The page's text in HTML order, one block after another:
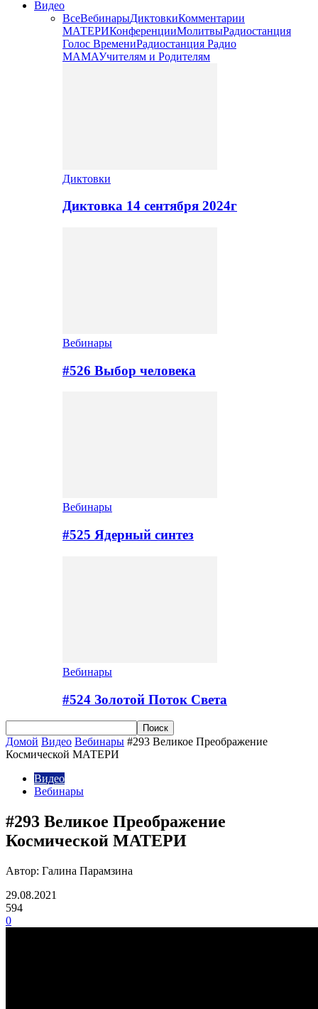
Видео
ВсеВебинарыДиктовкиКомментарии
МАТЕРИКонференцииМолитвыРадиостанция
Голос ВремениРадиостанция Радио
МАМАУчителям и Родителям
Диктовки
Диктовка 14 сентября 2024г
Вебинары
#526 Выбор человека
Вебинары
#525 Ядерный синтез
Вебинары
#524 Золотой Поток Cвета
Домой Видео Вебинары #293 Великое Преображение
Космической МАТЕРИ
Видео
Вебинары
#293 Великое Преображение
Космической МАТЕРИ
Автор: Галина Парамзина
29.08.2021
594
0